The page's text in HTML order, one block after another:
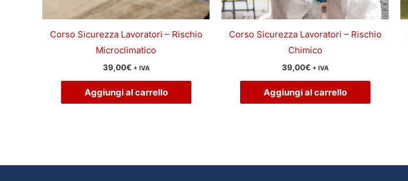
Corso Sicurezza Lavoratori – Rischio
Microclimatico
39,00€ + IVA
Aggiungi al carrello
Corso Sicurezza Lavoratori – Rischio
Chimico
39,00€ + IVA
Aggiungi al carrello